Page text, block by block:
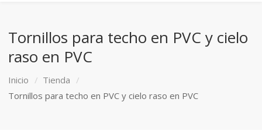
Tornillos para techo en PVC y cielo
raso en PVC
Inicio
Tienda
Tornillos para techo en PVC y cielo raso en PVC